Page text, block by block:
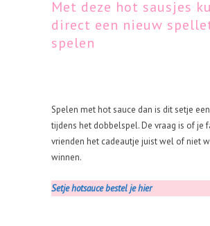
Met deze hot sausjes
direct een nieuw
spelen
Spelen met hot sauce dan is dit setje
tijdens het dobbelspel. De vraag is of je
vrienden het cadeautje juist wel of niet
winnen.
Setje hotsauce bestel je hier